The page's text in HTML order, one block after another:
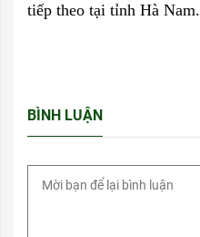
tiếp theo tại tỉnh Hà Nam.
BÌNH LUẬN